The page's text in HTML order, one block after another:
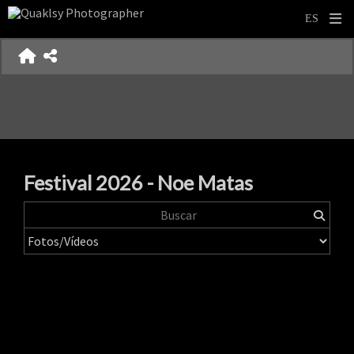
Festival 2026 - Noe Matas